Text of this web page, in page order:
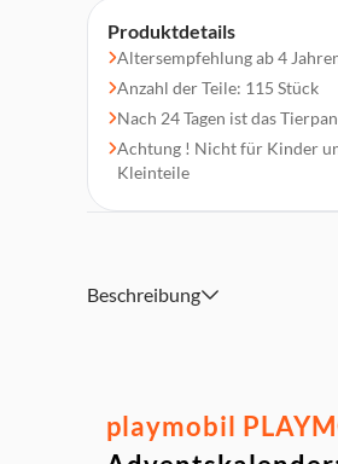
Produktdetails
Altersempfehlung ab 4
Anzahl der Teile: 115 Stück
Nach 24 Tagen ist das
Achtung ! Nicht für Kinder
Kleinteile
Beschreibung
playmobil